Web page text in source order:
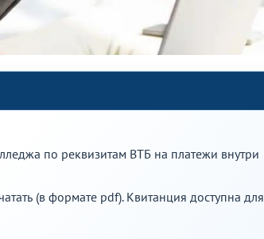
по реквизитам ВТБ на платежи внутри
(в формате pdf). Квитанция доступна для